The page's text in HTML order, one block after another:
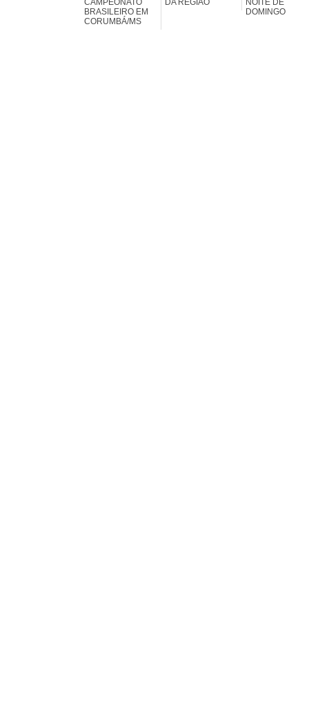
CAMPEONATO
BRASILEIRO EM
CORUMBÁ/MS
DA REGIÃO
NOITE DE
DOMINGO